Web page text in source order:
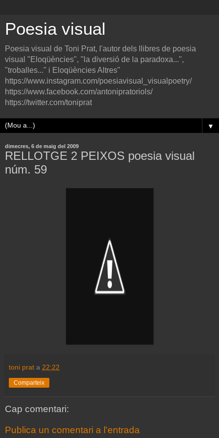
Poesia visual
Poesia visual de Toni Prat, l'autor dels llibres de poesia
visual "Eloqüències", "la diversió de la paradoxa...",
"troballes..." i Eloqüències Altres"
https://www.instagram.com/poesiavisual_visualpoetry/
https://www.facebook.com/antonipratoriols/
https://twitter.com/toniprat
▼
dimecres, 6 de maig del 2009
RELLOTGE 2 PEIXOS poesia visual
núm. 59
toni prat a 22:22
Comparteix
Cap comentari:
Publica un comentari a l'entrada